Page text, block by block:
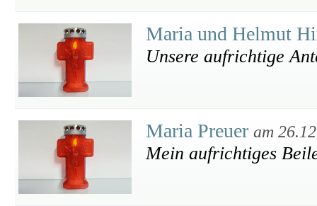
Maria und Helmut
Unsere aufrichtige
Maria Preuer am
Mein aufrichtiges